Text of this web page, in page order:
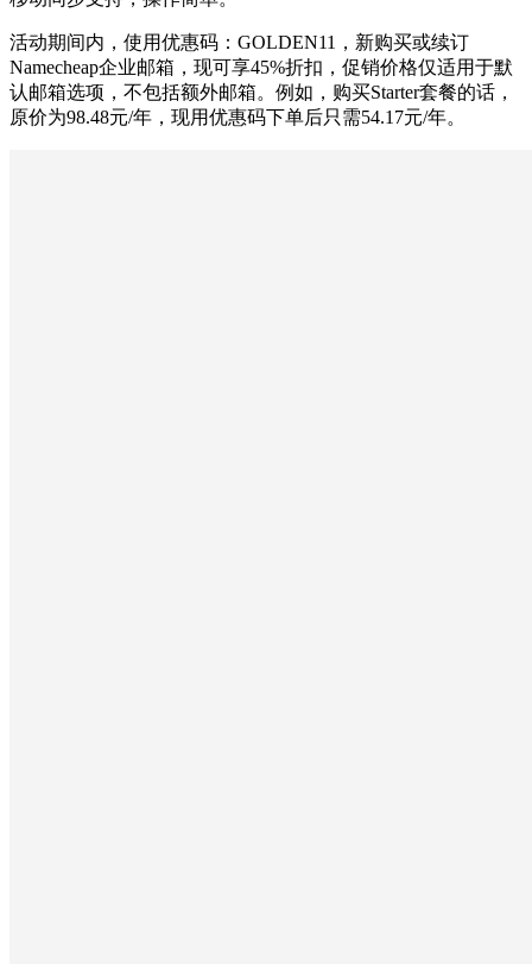
活动期间内，使用优惠码：GOLDEN11，新购买或续订
Namecheap企业邮箱，现可享45%折扣，促销价格仅适用于默
认邮箱选项，不包括额外邮箱。例如，购买Starter套餐的话，
原价为98.48元/年，现用优惠码下单后只需54.17元/年。